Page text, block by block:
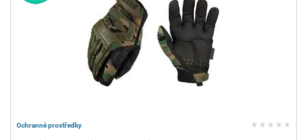
Ochranné prostředky